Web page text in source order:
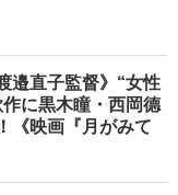
邉直子監督》“女性
に黒木瞳・西岡德
《映画『月がみて